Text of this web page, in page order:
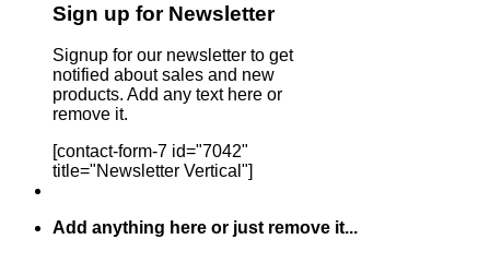
Sign up for Newsletter
Signup for our newsletter to get
notified about sales and new
products. Add any text here or
remove it.
[contact-form-7 id="7042"
title="Newsletter Vertical"]
Add anything here or just remove it...